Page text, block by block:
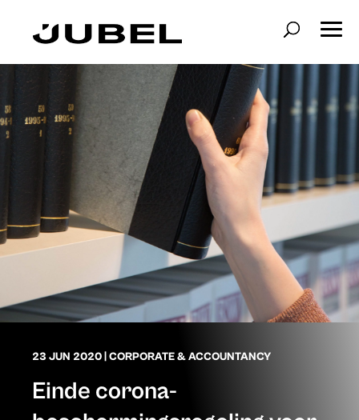
23 JUN 2020|CORPORATE & ACCOUNTANCY
Einde corona-